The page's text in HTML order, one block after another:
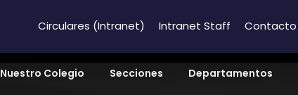
Circulares (Intranet) Intranet Staff Contacto
Nuestro Colegio Secciones Departamentos